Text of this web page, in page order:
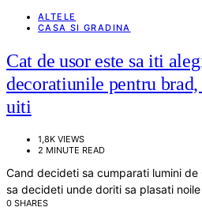
ALTELE
CASA SI GRADINA
Cat de usor este sa iti
decoratiunile pentru
uiti
1,8K VIEWS
2 MINUTE READ
Cand decideti sa cumparati lumini
sa decideti unde doriti sa plasati
0 SHARES